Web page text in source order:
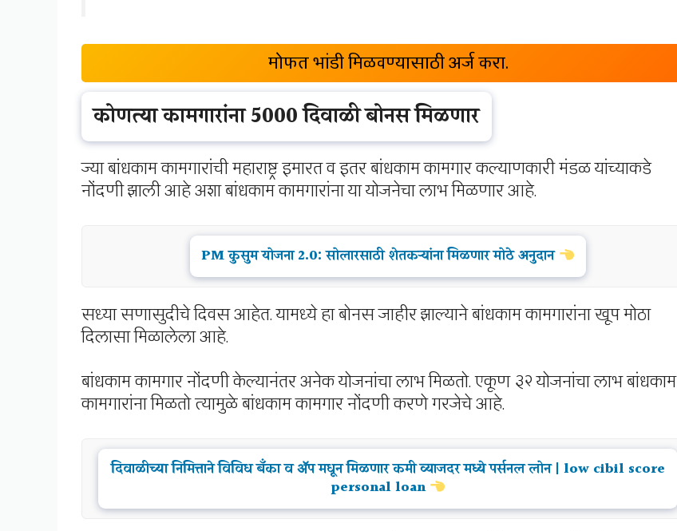
मोफत भांडी मिळवण्यासाठी अर्ज करा.
कोणत्या कामगारांना 5000 दिवाळी बोनस मिळणार
ज्या बांधकाम कामगारांची महाराष्ट्र इमारत व इतर बांधकाम कामगार कल्याणकारी मंडळ यांच्याकडे
नोंदणी झाली आहे अशा बांधकाम कामगारांना या योजनेचा लाभ मिळणार आहे.
PM कुसुम योजना 2.0: सोलारसाठी शेतकऱ्यांना मिळणार मोठे अनुदान
सध्या सणासुदीचे दिवस आहेत. यामध्ये हा बोनस जाहीर झाल्याने बांधकाम कामगारांना खूप मोठा
दिलासा मिळालेला आहे.
बांधकाम कामगार नोंदणी केल्यानंतर अनेक योजनांचा लाभ मिळतो. एकूण ३२ योजनांचा लाभ बांधकाम
कामगारांना मिळतो त्यामुळे बांधकाम कामगार नोंदणी करणे गरजेचे आहे.
दिवाळीच्या निमित्ताने विविध बँका व ॲप मधून मिळणार कमी व्याजदर मध्ये पर्सनल लोन | low cibil score
personal loan